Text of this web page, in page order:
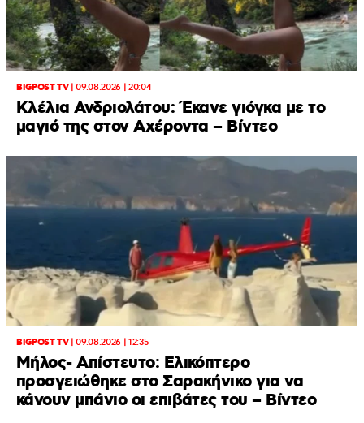
BIGPOST TV|09.08.2026 | 20:04
Κλέλια Ανδριολάτου: Έκανε γιόγκα με το
μαγιό της στον Αχέροντα – Βίντεο
BIGPOST TV|09.08.2026 | 12:35
Μήλος- Απίστευτο: Ελικόπτερο
προσγειώθηκε στο Σαρακήνικο για να
κάνουν μπάνιο οι επιβάτες του – Βίντεο